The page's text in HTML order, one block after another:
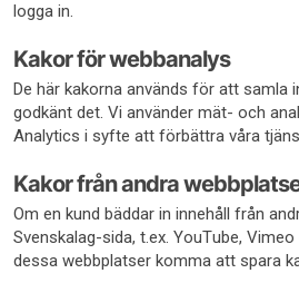
logga in.
Kakor för webbanalys
De här kakorna används för att samla
godkänt det. Vi använder mät- och
Analytics i syfte att förbättra våra
Kakor från andra
Om en kund bäddar in innehåll från
Svenskalag-sida, t.ex. YouTube,
dessa webbplatser komma att spara